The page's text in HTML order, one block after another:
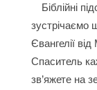
Біблійні
зустрічаємо
Євангелії
Спаситель
зв’яжете на